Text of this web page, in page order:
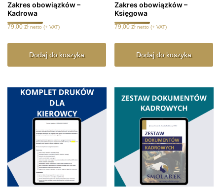
Zakres obowiązków –
Kadrowa
79,00 zł netto (+ VAT)
Dodaj do koszyka
Zakres obowiązków –
Księgowa
79,00zł netto (+ VAT)
Dodaj do koszyka